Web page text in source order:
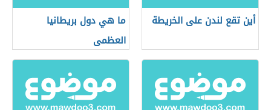
أين تقع لندن على الخريطة
ما هي دول بريطانيا
العظمى